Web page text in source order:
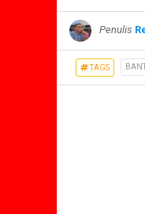
Penulis
TAGS